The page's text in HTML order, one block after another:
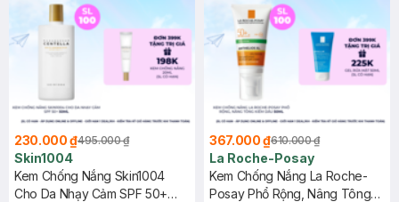
230.000 ₫495.000 ₫
Skin1004
Kem Chống Nắng Skin1004
Cho Da Nhạy Cảm SPF 50+
367.000 ₫610.000 ₫
La Roche-Posay
Kem Chống Nắng La Roche-
Posay Phổ Rộng, Nâng Tông